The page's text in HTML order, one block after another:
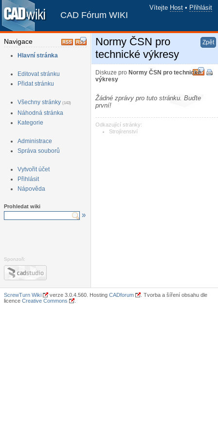
Vítejte Host • Přihlásit
CAD Fórum WIKI
Navigace
Hlavní stránka
Editovat stránku
Přidat stránku
Všechny stránky (143)
Náhodná stránka
Kategorie
Administrace
Správa souborů
Vytvořit účet
Přihlásit
Nápověda
Prohledat wiki
»
Sponzoři:
Zpět
Normy ČSN pro
technické výkresy
Diskuze pro Normy ČSN pro technické
výkresy
Žádné zprávy pro tuto stránku. Buďte
první!
Odkazující stránky:
Strojírenství
ScrewTurn Wiki verze 3.0.4.560. Hosting CADforum
. Tvorba a šíření obsahu dle
licence Creative Commons